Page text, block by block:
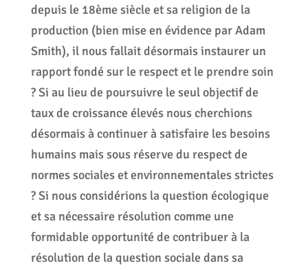
depuis le 18ème siècle et sa religion de la
production (bien mise en évidence par Adam
Smith), il nous fallait désormais instaurer un
rapport fondé sur le respect et le prendre soin
? Si au lieu de poursuivre le seul objectif de
taux de croissance élevés nous cherchions
désormais à continuer à satisfaire les besoins
humains mais sous réserve du respect de
normes sociales et environnementales strictes
? Si nous considérions la question écologique
et sa nécessaire résolution comme une
formidable opportunité de contribuer à la
résolution de la question sociale dans sa